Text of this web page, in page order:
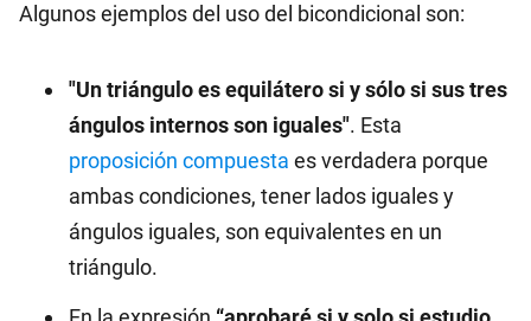
Algunos ejemplos del uso del bicondicional son:
"Un triángulo es equilátero si y sólo si sus tres
ángulos internos son iguales". Esta
proposición compuesta es verdadera porque
ambas condiciones, tener lados iguales y
ángulos iguales, son equivalentes en un
triángulo.